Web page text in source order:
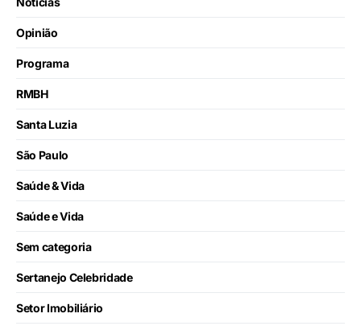
Opinião
Programa
RMBH
Santa Luzia
São Paulo
Saúde & Vida
Saúde e Vida
Sem categoria
Sertanejo Celebridade
Setor Imobiliário